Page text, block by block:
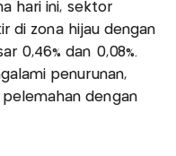
hari ini, sektor
di zona hijau dengan
0,46% dan 0,08%.
penurunan,
dengan